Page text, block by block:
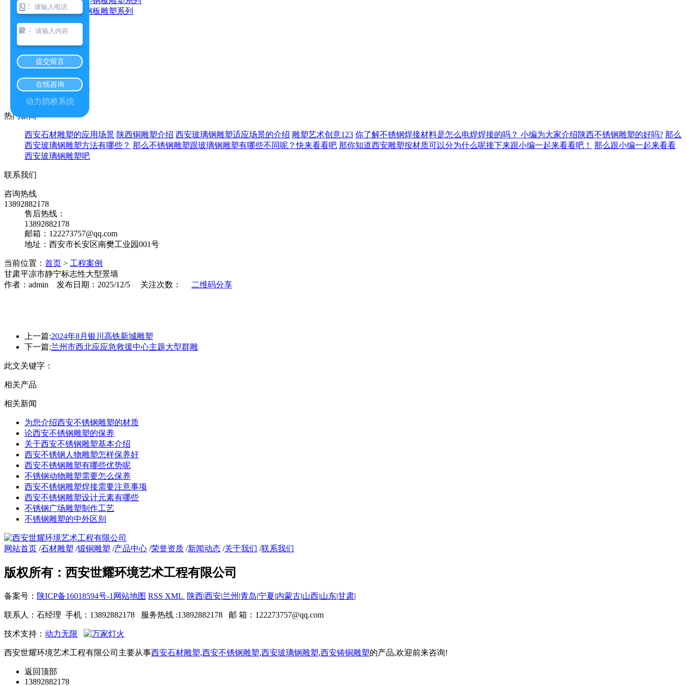
西安中铁装备部-钢板雕塑系列
石材雕塑
不锈钢雕塑
西安不锈钢雕塑
热门新闻
西安石材雕塑的应用场景 陕西铜雕塑介绍 西安​玻璃钢雕塑适应场景的介绍 雕塑艺术创意123 你了解不锈钢焊接材料是怎么电焊焊接的吗？ 小编为大家介绍陕西不锈钢​雕塑的好吗? 那么
西安玻璃钢雕塑方法有哪些？ 那么不锈钢雕塑跟玻璃钢雕塑有哪些不同呢？快来看看吧 那你知道西安雕塑按材质可以分为什么呢接下来跟小编一起来看看吧！
那么跟小编一起来看看
西安玻璃钢雕塑吧
联系我们
咨询热线
13892882178
售后热线：
13892882178
邮箱：122273757@qq.com
地址：西安市长安区南樊工业园001号
当前位置： 首页 > 工程案例
甘肃平凉市静宁标志性大型景墙
作者：admin 发布日期：2025/12/5 关注次数：
二维码分享
上一篇:2024年8月银川高铁新城雕塑
下一篇:兰州市西北应应急救援中心主题大型群雕
此文关键字：
相关产品
相关新闻
为您介绍西安不锈钢雕塑的材质
论西安不锈钢雕塑的保养
关于西安不锈钢雕塑基本介绍
西安不锈钢人物雕塑怎样保养好
西安不锈钢雕塑有哪些优势呢
不锈钢动物雕塑需要怎么保养
西安不锈钢雕塑焊接需要注意事项
西安不锈钢雕塑设计元素有哪些
不锈钢广场雕塑制作工艺
不锈钢雕塑的中外区别
网站首页 /石材雕塑 /锻铜雕塑 /产品中心 /荣誉资质 /新闻动态 /关于我们 /联系我们
版权所有：西安世耀环境艺术工程有限公司
备案号： 陕ICP备16018594号-1 网站地图 RSS XML 陕西|西安|兰州 |青岛|宁夏|内蒙古|山西|山东|甘肃|
联系人：石经理 手机：13892882178 服务热线 :13892882178 邮 箱：122273757@qq.com
技术支持： 动力无限
西安世耀环境艺术工程有限公司主要从事西安石材雕塑,西安不锈钢雕塑,西安玻璃钢雕塑,西安铸铜雕塑的产品,欢迎前来咨询!
返回顶部
13892882178
：
：
提交留言
在线咨询
动力鹊桥系统